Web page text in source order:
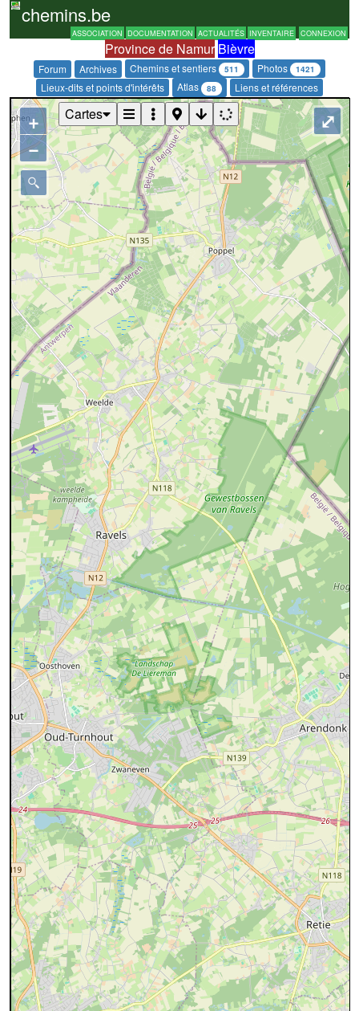
chemins.be
ASSOCIATION DOCUMENTATION ACTUALITÉS INVENTAIRE CONNEXION
Province de Namur Bièvre
Forum Archives Chemins et sentiers 511 Photos 1421
Lieux-dits et points d'intérêts Atlas 88 Liens et références
+
−
⤢
Cartes